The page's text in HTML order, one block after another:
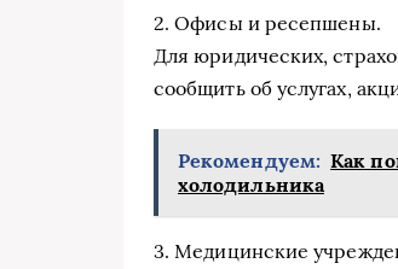
2. Офисы и ресепшены.
Для юридических,
сообщить об услугах,
Рекомендуем: Как
холодильника
3. Медицинские